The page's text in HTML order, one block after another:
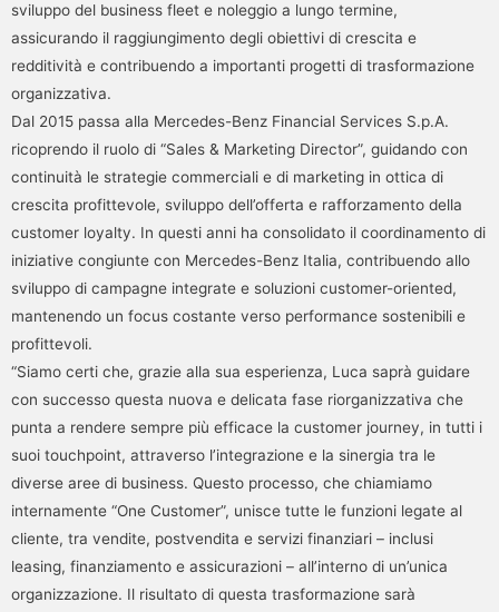
sviluppo del business fleet e noleggio a lungo termine,
assicurando il raggiungimento degli obiettivi di crescita e
redditività e contribuendo a importanti progetti di trasformazione
organizzativa.
Dal 2015 passa alla Mercedes-Benz Financial Services S.p.A.
ricoprendo il ruolo di “Sales & Marketing Director”, guidando con
continuità le strategie commerciali e di marketing in ottica di
crescita profittevole, sviluppo dell’offerta e rafforzamento della
customer loyalty. In questi anni ha consolidato il coordinamento di
iniziative congiunte con Mercedes-Benz Italia, contribuendo allo
sviluppo di campagne integrate e soluzioni customer-oriented,
mantenendo un focus costante verso performance sostenibili e
profittevoli.
“Siamo certi che, grazie alla sua esperienza, Luca saprà guidare
con successo questa nuova e delicata fase riorganizzativa che
punta a rendere sempre più efficace la customer journey, in tutti i
suoi touchpoint, attraverso l’integrazione e la sinergia tra le
diverse aree di business. Questo processo, che chiamiamo
internamente “One Customer”, unisce tutte le funzioni legate al
cliente, tra vendite, postvendita e servizi finanziari – inclusi
leasing, finanziamento e assicurazioni – all’interno di un’unica
organizzazione. Il risultato di questa trasformazione sarà